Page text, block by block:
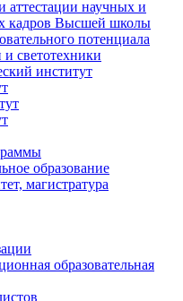
аттестации научных и
кадров Высшей школы
потенциала
светотехники
институт
образование
магистратура
образовательная